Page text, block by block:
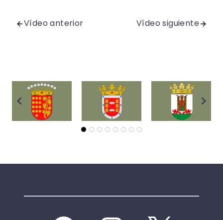
Vídeo anterior Vídeo siguiente